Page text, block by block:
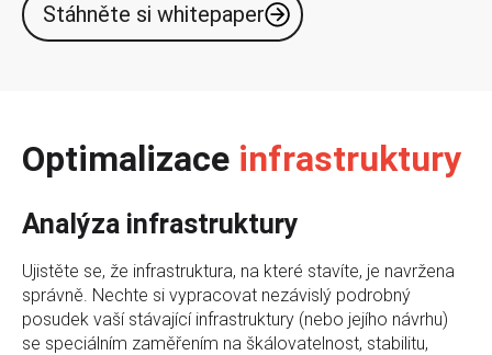
Stáhněte si whitepaper
Optimalizace infrastruktury
Analýza infrastruktury
Ujistěte se, že infrastruktura, na které stavíte, je navržena
správně. Nechte si vypracovat nezávislý podrobný
posudek vaší stávající infrastruktury (nebo jejího návrhu)
se speciálním zaměřením na škálovatelnost, stabilitu,